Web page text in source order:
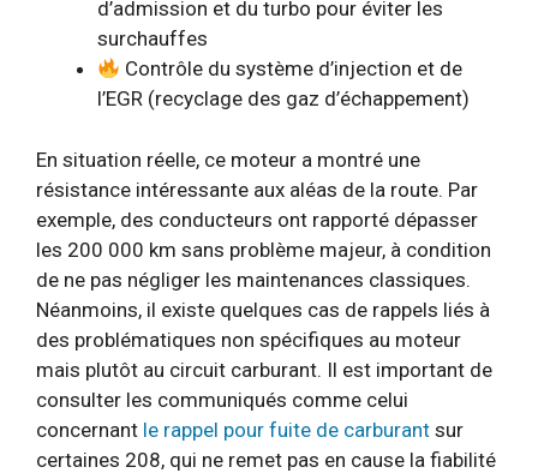
d’admission et du turbo pour éviter les
surchauffes
Contrôle du système d’injection et de
l’EGR (recyclage des gaz d’échappement)
En situation réelle, ce moteur a montré une
résistance intéressante aux aléas de la route. Par
exemple, des conducteurs ont rapporté dépasser
les 200 000 km sans problème majeur, à condition
de ne pas négliger les maintenances classiques.
Néanmoins, il existe quelques cas de rappels liés à
des problématiques non spécifiques au moteur
mais plutôt au circuit carburant. Il est important de
consulter les communiqués comme celui
concernant le rappel pour fuite de carburant sur
certaines 208, qui ne remet pas en cause la fiabilité